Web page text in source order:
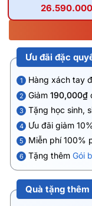
26.590.000
Ưu đãi đặc
1 Hàng xách tay
2 Giảm 190,000₫
3 Tặng học sinh,
4 Ưu đãi giảm
5 Miễn phí 100%
6 Tặng thêm Gói
Quà tặng thêm